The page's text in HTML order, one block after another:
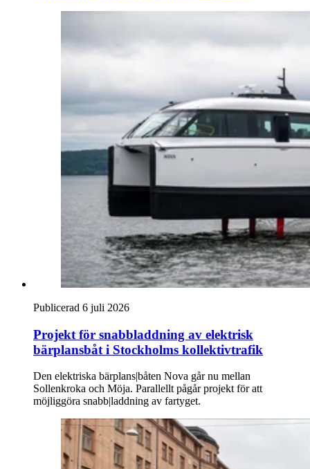
Publicerad 6 juli 2026
Projekt för snabb­laddning av elektrisk
bärplans­båt i Stockholms kollektivtrafik
Den elektriska bärplans|båten Nova går nu mellan
Sollenkroka och Möja. Parallellt pågår projekt för att
möjliggöra snabb|laddning av fartyget.